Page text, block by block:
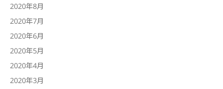
2020年8月
2020年7月
2020年6月
2020年5月
2020年4月
2020年3月